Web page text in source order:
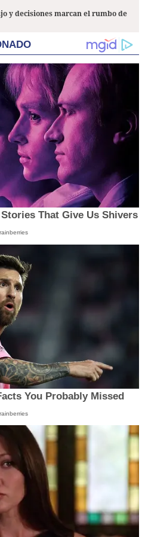
y decisiones marcan el rumbo de
That Give Us Shivers
You Probably Missed